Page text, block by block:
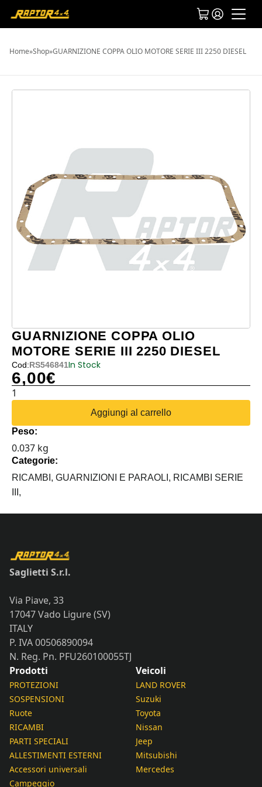
Home»Shop»GUARNIZIONE COPPA OLIO MOTORE SERIE III 2250 DIESEL
GUARNIZIONE COPPA OLIO
MOTORE SERIE III 2250 DIESEL
Cod:RS546841In Stock
6,00€
GUARNIZIONE
MOTORE
SERIE
III
2250
DIESEL
Aggiungi al carrello
Peso:
0.037 kg
Categorie:
RICAMBI, GUARNIZIONI E PARAOLI, RICAMBI SERIE
III,
Saglietti S.r.l.
Via Piave, 33
17047 Vado Ligure (SV)
ITALY
P. IVA 00506890094
N. Reg. Pn. PFU260100055TJ
Prodotti
PROTEZIONI
SOSPENSIONI
Ruote
RICAMBI
PARTI SPECIALI
ALLESTIMENTI ESTERNI
Accessori universali
Campeggio
Veicoli
LAND ROVER
Suzuki
Toyota
Nissan
Jeep
Mitsubishi
Mercedes